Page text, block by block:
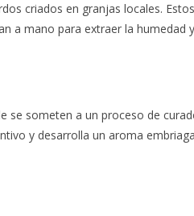
criados en granjas locales.
a mano para extraer la humedad
se someten a un proceso de
y desarrolla un aroma